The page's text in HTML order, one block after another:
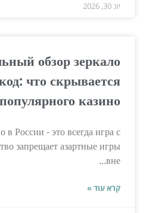
יונ 30, 2026
обзор зеркало
что скрывается
казино
в России - это всегда игра с
запрещает азартные игры
вне...
קרא עוד »